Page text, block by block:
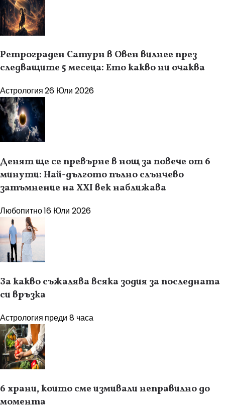
Ретрограден Сатурн в Овен вилнее през
следващите 5 месеца: Ето какво ни очаква
Астрология26 Юли 2026
Денят ще се превърне в нощ за повече от 6
минути: Най-дългото пълно слънчево
затъмнение на XXI век наближава
Любопитно16 Юли 2026
За какво съжалява всяка зодия за последната
си връзка
Астрология преди 8 часа
6 храни, които сме измивали неправилно до
момента